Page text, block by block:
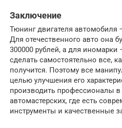
Заключение
Тюнинг двигателя автомобиля
Для отечественного авто она
300000 рублей, а для иномарки
сделать самостоятельно все,
получится. Поэтому все
целью улучшения его
производить профессионалы
автомастерских, где есть
инструменты и качественные